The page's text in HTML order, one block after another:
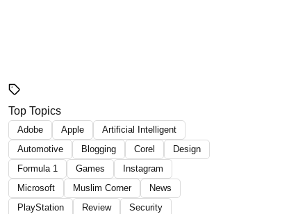
Top Topics
Adobe Apple
Artificial Intelligent
Automotive
Blogging Corel
Design
Formula 1
Games
Instagram
Microsoft
Muslim Corner
News
PlayStation
Review
Security